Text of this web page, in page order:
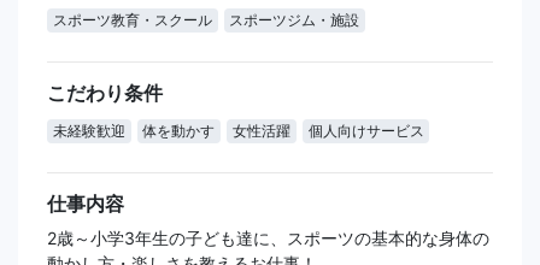
スポーツ教育・スクール スポーツジム・施設
こだわり条件
未経験歓迎 体を動かす 女性活躍 個人向けサービス
仕事内容
2歳～小学3年生の子ども達に、スポーツの基本的な身体の